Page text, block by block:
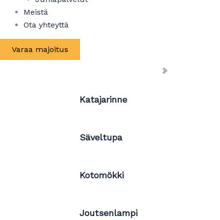
Meistä
Ota yhteyttä
Varaa majoitus
Katajarinne
Säveltupa
Kotomökki
Joutsenlampi